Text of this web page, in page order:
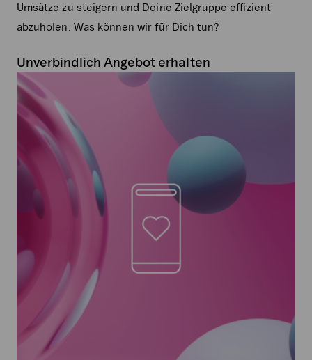
Umsätze zu steigern und Deine Zielgruppe effizient
abzuholen. Was können wir für Dich tun?
Unverbindlich Angebot erhalten